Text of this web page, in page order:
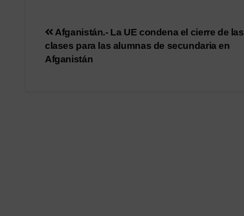
Navegación
de
Afganistán.- La UE condena el cierre de las
clases para las alumnas de secundaria en
Afganistán